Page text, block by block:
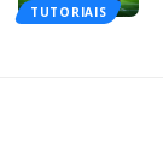
TUTORIAIS